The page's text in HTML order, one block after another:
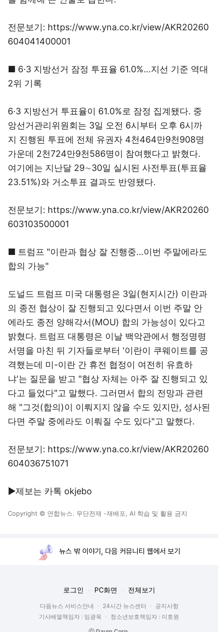
전문보기: https://www.yna.co.kr/view/AKR20260
604041400001
■ 6·3 지방선거 잠정 투표율 61.0%…지선 기준 역대
2위 기록
6·3 지방선거 투표율이 61.0%로 잠정 집계됐다. 중
앙선거관리위원회는 3일 오전 6시부터 오후 6시까
지 진행된 투표에 전체 유권자 4천464만9천908명
가운데 2천724만9천586명이 참여했다고 밝혔다.
여기에는 지난달 29∼30일 실시된 사전투표(투표율
23.51%)와 거소투표 결과도 반영됐다.
전문보기: https://www.yna.co.kr/view/AKR20260
603103500001
■ 트럼프 "이란과 협상 잘 진행중…이번 주말에라도
합의 가능"
도널드 트럼프 미국 대통령은 3일(현지시간) 이란과
의 종전 협상이 잘 진행되고 있다면서 이번 주말 안
에라도 종전 양해각서(MOU) 합의 가능성이 있다고
밝혔다. 트럼프 대통령은 이날 백악관에서 행정명령
서명을 마친 뒤 기자들로부터 '이란이 쿠웨이트를 공
격했는데 미-이란 간 휴전 협정이 여전히 유효하
냐'는 질문을 받고 "협상 자체는 아주 잘 진행되고 있
다고 들었다"고 말했다. 그러면서 합의 전망과 관련
해 "그것(합의)이 이뤄지지 않을 수도 있지만, 성사된
다면 주말 중에라도 이뤄질 수도 있다"고 말했다.
전문보기: https://www.yna.co.kr/view/AKR20260
604036751071
▶제보는 카톡 okjebo
Copyright © 연합뉴스. 무단전재 -재배포, AI 학습 및 활용 금지
뉴스 밖 이야기, 다음 커뮤니티 웹에서 보기
로그인 PC화면 전체보기
다음뉴스 서비스안내 24시간 뉴스센터
공지사항
기사배열책임자 : 임광욱
청소년보호책임자 : 이호원